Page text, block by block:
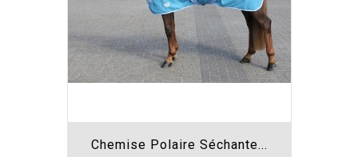
Chemise Polaire Séchante...